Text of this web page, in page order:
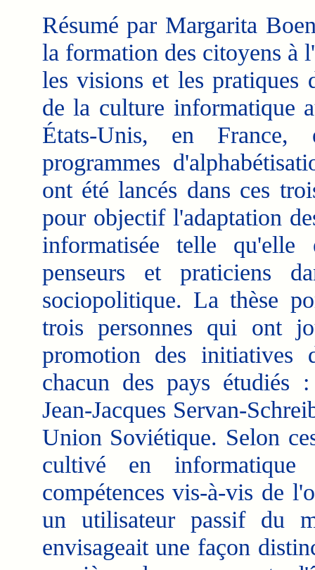
Résumé par Margarita
la formation des citoyens à
les visions et les pratiques
de la culture informatique
États-Unis, en
programmes
ont été lancés dans ces
pour objectif l'adaptation
informatisée telle qu'elle
penseurs et praticiens
sociopolitique. La thèse
trois personnes qui ont
promotion des initiatives
chacun des pays étudiés
Jean-Jacques Servan-
Union Soviétique. Selon
cultivé en
compétences vis-à-vis de
un utilisateur passif du
envisageait une façon